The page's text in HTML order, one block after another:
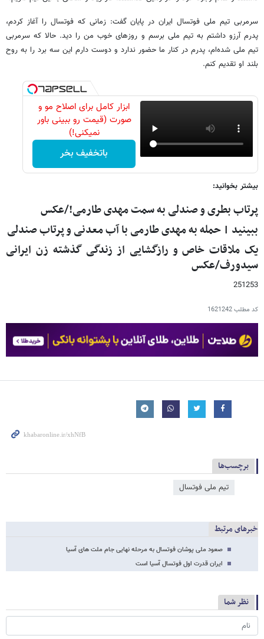
سرمربی تیم ملی فوتسال ایران در پایان گفت: زمانی که فوتسال را آغاز کردم،
پدرم آرزو داشتم به تیم ملی برسم و روزهای خوب من را دید. حالا که سرمربی
تیم ملی شده‌ام، پدرم در کنار ما حضور ندارد و دوست دارم این سه برد را به روح
بلند او تقدیم کنم.
ابزار کامل برای اصلاح مو و
صورت (قیمت رو ببینی باور
نمیکنی!)
باتخفیف بخر
بیشتر بخوانید:
پرتاب بطری و صندلی به سمت مهدی طارمی!/عکس
ببینید | حمله به مهدی طارمی با آب معدنی و پرتاب صندلی
یک ملاقات خاص و رازگشایی از زندگی گذشته زن ایرانی
سیدورف/عکس
251253
کد مطلب1621242
برچسب‌ها
تیم ملی فوتسال
خبرهای مرتبط
صعود ملی پوشان فوتسال به مرحله نهایی جام ملت های آسیا
ایران قدرت اول فوتسال آسیا است
نظر شما